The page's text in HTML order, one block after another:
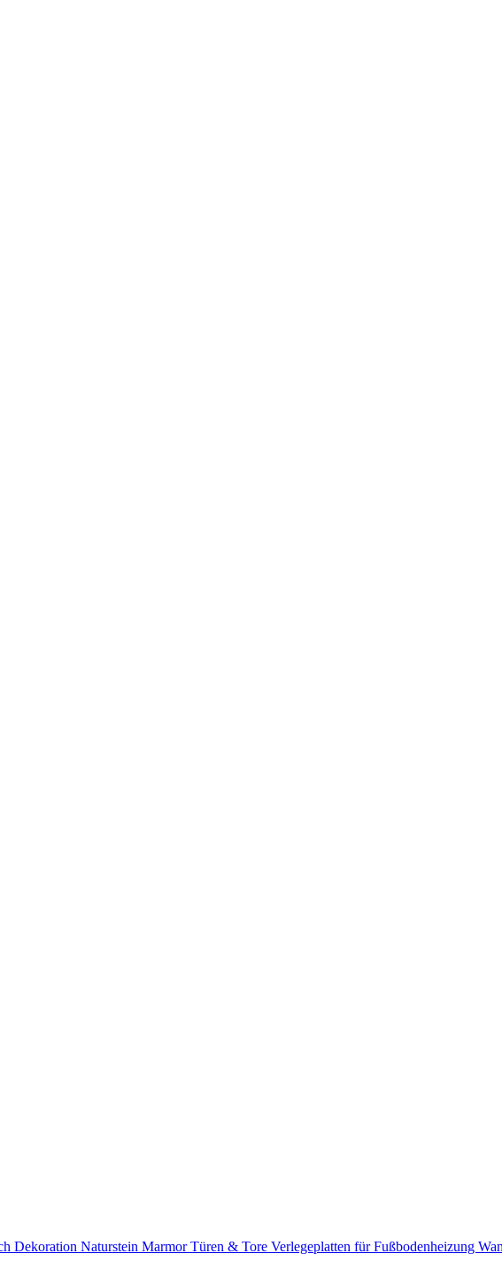
Dekoration Naturstein MarmorTüren & Tore Verlegeplatten für Fußbodenheizung